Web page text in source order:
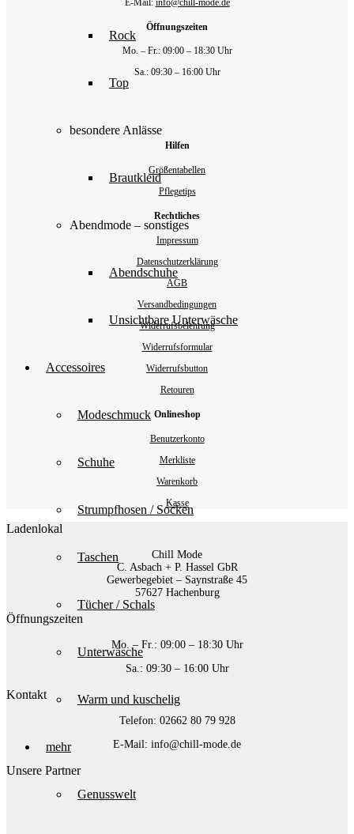
Rock
Top
besondere Anlässe
Brautkleid
Abendmode – sonstiges
Abendschuhe
Unsichtbare Unterwäsche
Accessoires
Modeschmuck
Schuhe
Strumpfhosen / Socken
Taschen
Tücher / Schals
Unterwäsche
Warm und kuschelig
mehr
Genusswelt
Öffnungszeiten
Mo. – Fr.: 09:00 – 18:30 Uhr
Sa.: 09:30 – 16:00 Uhr
Hilfen
Größentabellen
Pflegetips
Rechtliches
Impressum
Datenschutzerklärung
AGB
Versandbedingungen
Widerrufsbelehrung
Widerrufsformular
Widerrufsbutton
Retouren
Onlineshop
Benutzerkonto
Merkliste
Warenkorb
Kasse
Ladenlokal
Chill Mode
C. Asbach + P. Hassel GbR
Gewerbegebiet – Saynstraße 45
57627 Hachenburg
Öffnungszeiten
Mo. – Fr.: 09:00 – 18:30 Uhr
Sa.: 09:30 – 16:00 Uhr
Kontakt
Telefon: 02662 80 79 928‬
E-Mail: info@chill-mode.de
Unsere Partner